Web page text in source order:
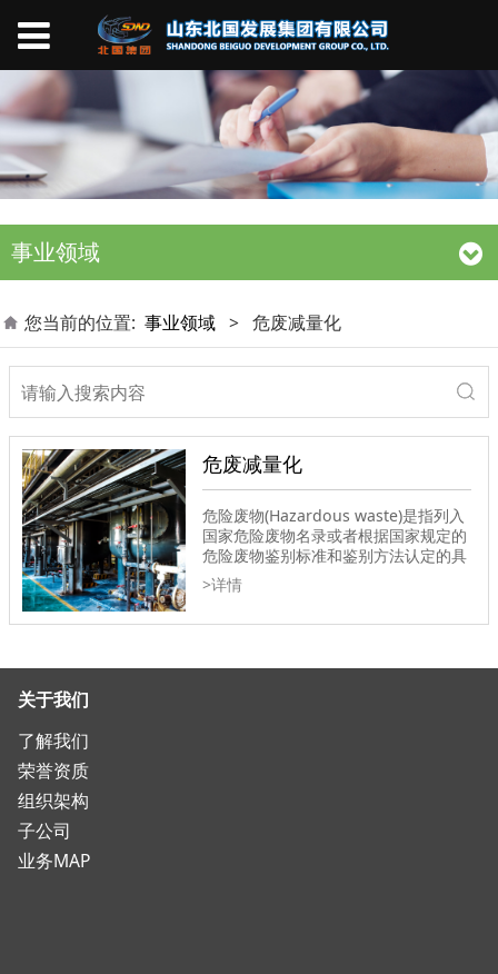
事业领域
您当前的位置: 事业领域 > 危废减量化
危废减量化
危险废物(Hazardous waste)是指列入
国家危险废物名录或者根据国家规定的
危险废物鉴别标准和鉴别方法认定的具
有危险特性的废物。在危险废物处置与
综合利用领域，北国发展集团开发积累
>详情
关于我们
了解我们
荣誉资质
组织架构
子公司
业务MAP